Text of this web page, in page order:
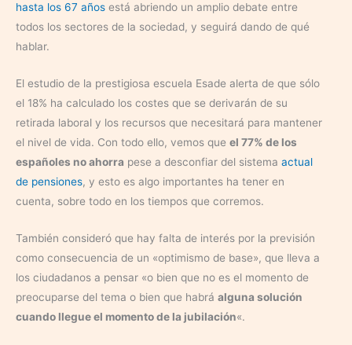
hasta los 67 años está abriendo un amplio debate entre
todos los sectores de la sociedad, y seguirá dando de qué
hablar.
El estudio de la prestigiosa escuela Esade alerta de que sólo
el 18% ha calculado los costes que se derivarán de su
retirada laboral y los recursos que necesitará para mantener
el nivel de vida. Con todo ello, vemos que el 77% de los
españoles no ahorra pese a desconfiar del sistema actual
de pensiones, y esto es algo importantes ha tener en
cuenta, sobre todo en los tiempos que corremos.
También consideró que hay falta de interés por la previsión
como consecuencia de un «optimismo de base», que lleva a
los ciudadanos a pensar «o bien que no es el momento de
preocuparse del tema o bien que habrá alguna solución
cuando llegue el momento de la jubilación«.